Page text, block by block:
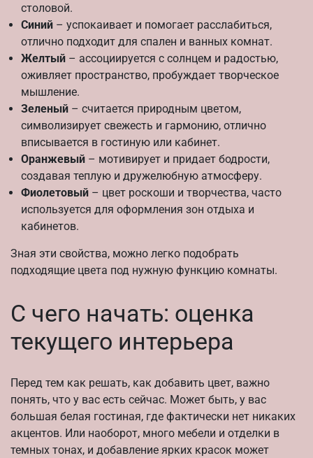
столовой.
Синий – успокаивает и помогает расслабиться,
отлично подходит для спален и ванных комнат.
Желтый – ассоциируется с солнцем и радостью,
оживляет пространство, пробуждает творческое
мышление.
Зеленый – считается природным цветом,
символизирует свежесть и гармонию, отлично
вписывается в гостиную или кабинет.
Оранжевый – мотивирует и придает бодрости,
создавая теплую и дружелюбную атмосферу.
Фиолетовый – цвет роскоши и творчества, часто
используется для оформления зон отдыха и
кабинетов.
Зная эти свойства, можно легко подобрать
подходящие цвета под нужную функцию комнаты.
С чего начать: оценка
текущего интерьера
Перед тем как решать, как добавить цвет, важно
понять, что у вас есть сейчас. Может быть, у вас
большая белая гостиная, где фактически нет никаких
акцентов. Или наоборот, много мебели и отделки в
темных тонах, и добавление ярких красок может